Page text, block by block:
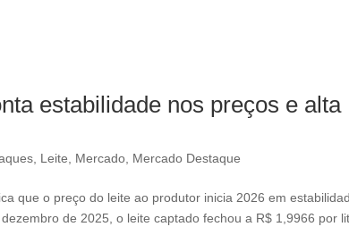
estabilidade nos preços e alta
Leite Mercado Mercado Destaque
que o preço do leite ao produtor inicia 2026 em
de 2025, o leite captado fechou a R$ 1,9966 por